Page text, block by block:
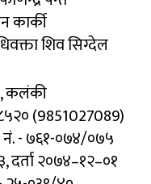
कार्की
शिव सिग्देल
कलंकी
(9851027089)
नं. - ७६१-०७४/०७५
२०७४–१२–०१